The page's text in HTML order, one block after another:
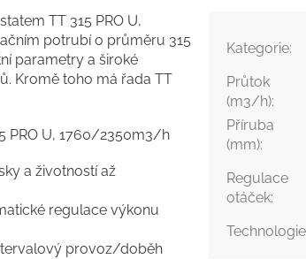
TT 315 PRO U,
potrubí o průměru 315
parametry a široké
Kromě toho má řada TT
PRO U, 1760/2350m3/h
a životností až
regulace výkonu
provoz/doběh
Kategorie:
Průtok
(m3/h):
Příruba
(mm):
Regulace
otáček:
Technologie